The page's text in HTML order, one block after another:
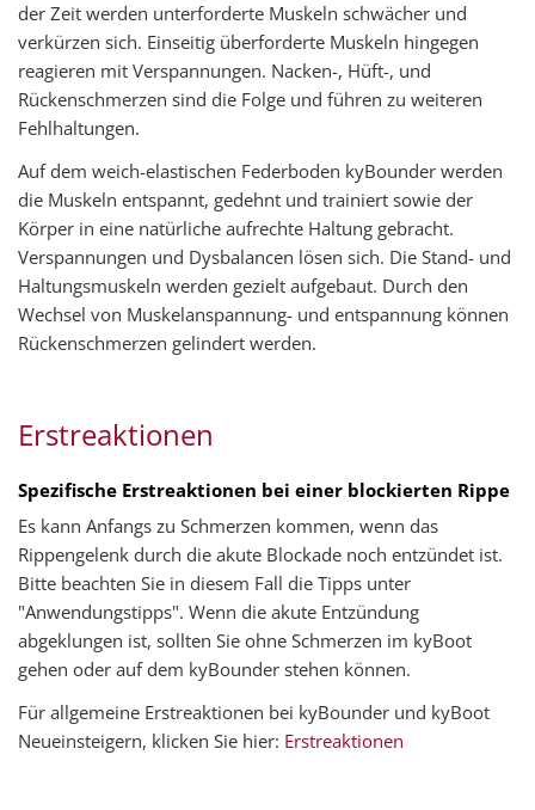
der Zeit werden unterforderte Muskeln schwächer und
verkürzen sich. Einseitig überforderte Muskeln hingegen
reagieren mit Verspannungen. Nacken-, Hüft-, und
Rückenschmerzen sind die Folge und führen zu weiteren
Fehlhaltungen.
Auf dem weich-elastischen Federboden kyBounder werden
die Muskeln entspannt, gedehnt und trainiert sowie der
Körper in eine natürliche aufrechte Haltung gebracht.
Verspannungen und Dysbalancen lösen sich. Die Stand- und
Haltungsmuskeln werden gezielt aufgebaut. Durch den
Wechsel von Muskelanspannung- und entspannung können
Rückenschmerzen gelindert werden.
Erstreaktionen
Spezifische Erstreaktionen bei einer blockierten Rippe
Es kann Anfangs zu Schmerzen kommen, wenn das
Rippengelenk durch die akute Blockade noch entzündet ist.
Bitte beachten Sie in diesem Fall die Tipps unter
"Anwendungstipps". Wenn die akute Entzündung
abgeklungen ist, sollten Sie ohne Schmerzen im kyBoot
gehen oder auf dem kyBounder stehen können.
Für allgemeine Erstreaktionen bei kyBounder und kyBoot
Neueinsteigern, klicken Sie hier: Erstreaktionen